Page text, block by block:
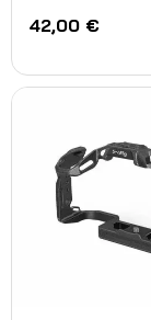
42,00 €